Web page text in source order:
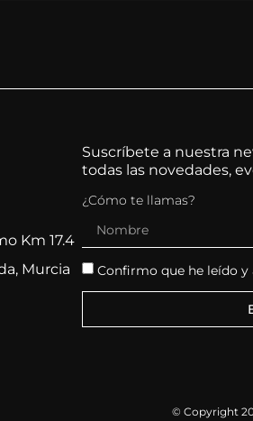
Km 17.4
Murcia
Suscríbete a nuestra
todas las novedades,
¿Cómo te llamas?
Confirmo que he leído y
© Copyright